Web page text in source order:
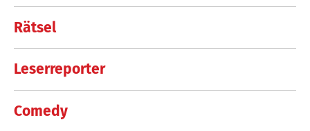
Rätsel
Leserreporter
Comedy